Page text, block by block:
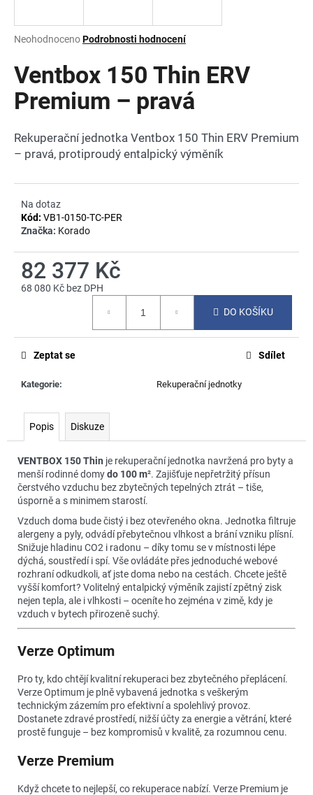
Průměrné
produktu
je
0,0
hvězdiček.
NeohodnocenoPodrobnosti hodnocení
Ventbox 150 Thin ERV
Premium – pravá
Rekuperační jednotka Ventbox 150 Thin ERV Premium
– pravá, protiproudý entalpický výměník
Na dotaz
Kód: VB1-0150-TC-PER
Značka: Korado
82 377 Kč
68 080 Kč bez DPH
DO KOŠÍKU
Kategorie: Rekuperační jednotky
Zeptat se Sdílet
Popis Diskuze
VENTBOX 150 Thin je rekuperační jednotka navržená pro byty a
menší rodinné domydo 100 m². Zajišťuje nepřetržitý přísun
čerstvého vzduchu bez zbytečných tepelných ztrát – tiše,
úsporně a s minimem starostí.
Vzduch doma bude čistý i bez otevřeného okna. Jednotka filtruje
alergeny a pyly, odvádí přebytečnou vlhkost a brání vzniku plísní.
Snižuje hladinu CO2 i radonu – díky tomu se v místnosti lépe
dýchá, soustředí i spí. Vše ovládáte přes jednoduché webové
rozhraní odkudkoli, ať jste doma nebo na cestách. Chcete ještě
vyšší komfort? Volitelný entalpický výměník zajistí zpětný zisk
nejen tepla, ale i vlhkosti – oceníte ho zejména v zimě, kdy je
vzduch v bytech přirozeně suchý.
Verze Optimum
Pro ty, kdo chtějí kvalitní rekuperaci bez zbytečného přeplácení.
Verze Optimum je plně vybavená jednotka s veškerým
technickým zázemím pro efektivní a spolehlivý provoz.
Dostanete zdravé prostředí, nižší účty za energie a větrání, které
prostě funguje – bez kompromisů v kvalitě, za rozumnou cenu.
Verze Premium
Když chcete to nejlepší, co rekuperace nabízí. Verze Premium je
j
t
?
HLEDAT
D
o
p
m
e